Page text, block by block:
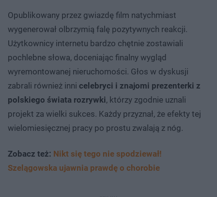
Opublikowany przez gwiazdę film natychmiast
wygenerował olbrzymią falę pozytywnych reakcji.
Użytkownicy internetu bardzo chętnie zostawiali
pochlebne słowa, doceniając finalny wygląd
wyremontowanej nieruchomości. Głos w dyskusji
zabrali również inni celebryci i znajomi prezenterki z
polskiego świata rozrywki, którzy zgodnie uznali
projekt za wielki sukces. Każdy przyznał, że efekty tej
wielomiesięcznej pracy po prostu zwalają z nóg.
Zobacz też: Nikt się tego nie spodziewał!
Szelągowska ujawnia prawdę o chorobie